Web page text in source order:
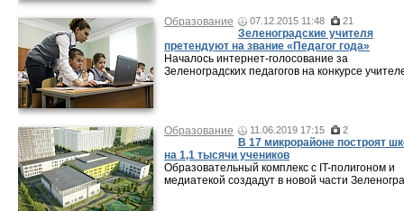
Образование 07.12.2015 11:48 21
Зеленоградские учителя
претендуют на звание «Педагог года»
Началось интернет-голосование за
Зеленоградских педагогов на конкурсе
Образование 11.06.2019 17:15 2
В 17 микрорайоне построят
на 1,1 тысячи учеников
Образовательный комплекс с IT-полигоном и
медиатекой создадут в новой части